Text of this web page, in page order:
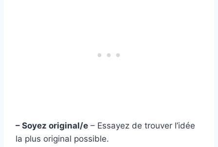
– Soyez original/e – Essayez de trouver l’idée
la plus original possible.